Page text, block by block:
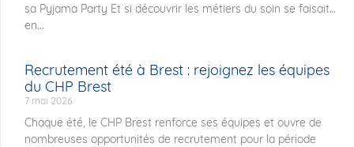
sa Pyjama Party Et si découvrir les métiers du soin se faisait…
en...
Recrutement été à Brest : rejoignez les équipes
du CHP Brest
7 mai 2026
Chaque été, le CHP Brest renforce ses équipes et ouvre de
nombreuses opportunités de recrutement pour la période